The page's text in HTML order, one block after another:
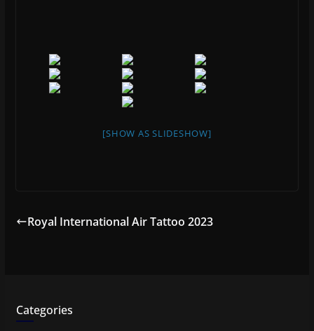
[SHOW AS SLIDESHOW]
Royal International Air Tattoo 2023
Categories